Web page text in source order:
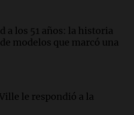
agosto por nueva
energía
último año”
a los 51 años: la historia
modelos que marcó una
le respondió a la